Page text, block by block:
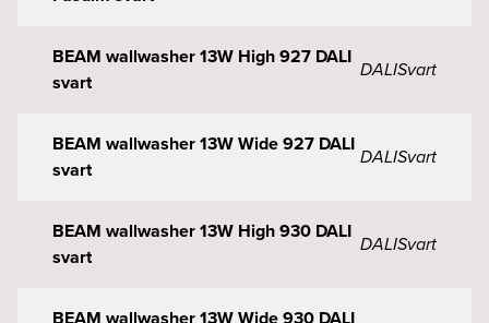
BEAM wallwasher 13W High 927 DALI
svart
DALISvart
BEAM wallwasher 13W Wide 927 DALI
svart
DALISvart
BEAM wallwasher 13W High 930 DALI
svart
DALISvart